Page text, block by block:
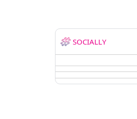
SOCIALLY